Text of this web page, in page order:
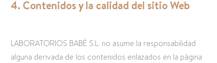
4. Contenidos y la calidad del sitio Web
LABORATORIOS BABÉ S.L. no asume la responsabilidad
alguna derivada de los contenidos enlazados en la página